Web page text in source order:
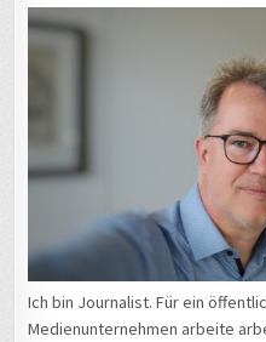
Ich bin Journalist. Für ein
Medienunternehmen arbeite